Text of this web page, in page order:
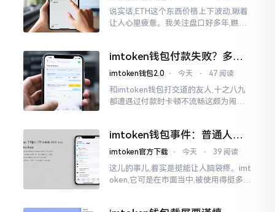
说实话,ETH这个东西价格上下波动,瞅着
让人心里疲惫。我关注盘口好多年,瞧见
判断。
imtoken钱包付款失败？多半
是这几个原因闹的
imtoken钱包2.0 ⋅ 今天 ⋅ 47 阅读
和imtoken钱包打交道的友人,十之八九
都遭遇过付款时卡顿不流畅这颇为闹心
急得连连跺脚。实际上讲
imtoken钱包事件：普通人该
咋办？
imtoken官方下载 ⋅ 今天 ⋅ 39 阅读
这儿的事儿,着实是挺能让人脑袋疼。imt
oken,它可是在市面当中,被使用得挺多的